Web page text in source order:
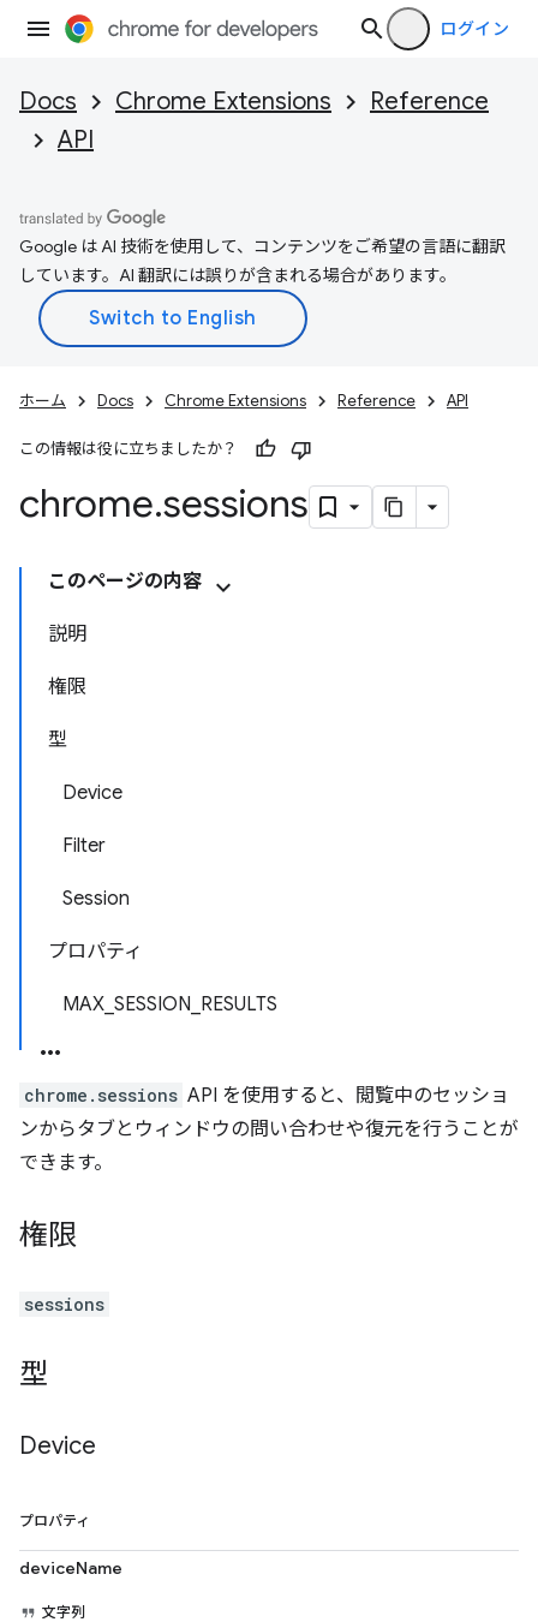
ログイン
Docs Chrome Extensions
Reference
API
Google は AI 技術を使用して、コンテンツをご希望の言語に翻訳
しています。AI 翻訳には誤りが含まれる場合があります。
ホーム Docs Chrome Extensions Reference API
この情報は役に立ちましたか？
chrome.sessions
このページの内容
説明
権限
型
Device
Filter
Session
プロパティ
MAX_SESSION_RESULTS
chrome.sessions API を使用すると、閲覧中のセッショ
ンからタブとウィンドウの問い合わせや復元を行うことが
できます。
権限
sessions
型
Device
プロパティ
deviceName
文字列